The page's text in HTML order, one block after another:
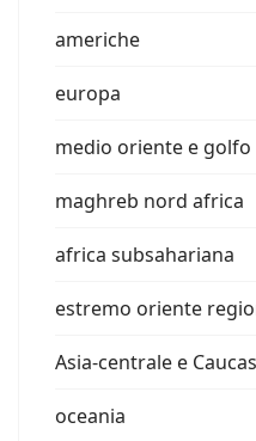
americhe
europa
medio oriente e golfo
maghreb nord africa
africa subsahariana
estremo oriente
Asia-centrale e
oceania